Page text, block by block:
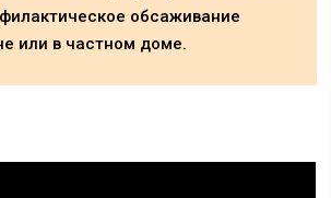
обсаживание
или в частном доме.